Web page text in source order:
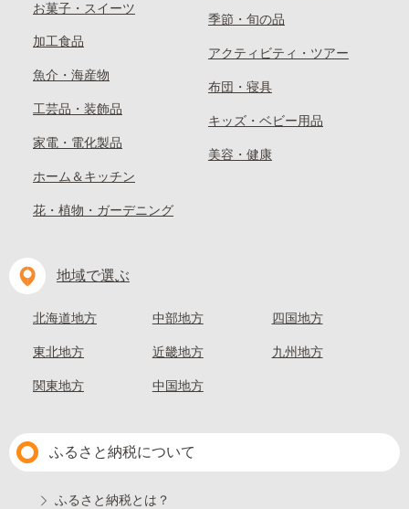
お菓子・スイーツ
加工食品
魚介・海産物
工芸品・装飾品
家電・電化製品
ホーム＆キッチン
花・植物・ガーデニング
季節・旬の品
アクティビティ・ツアー
布団・寝具
キッズ・ベビー用品
美容・健康
地域で選ぶ
北海道地方
東北地方
関東地方
中部地方
近畿地方
中国地方
四国地方
九州地方
ふるさと納税について
ふるさと納税とは？